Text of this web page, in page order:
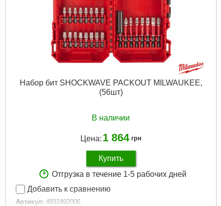
Габариты упаковки: 197x43x6 мм
37 г
Подробнее...
Набор бит SHOCKWAVE PACKOUT MILWAUKEE,
(56шт)
В наличии
Цена: 1 864 грн
Купить
Отгрузка в течение 1-5 рабочих дней
Добавить к сравнению
Артикул: 4932492006